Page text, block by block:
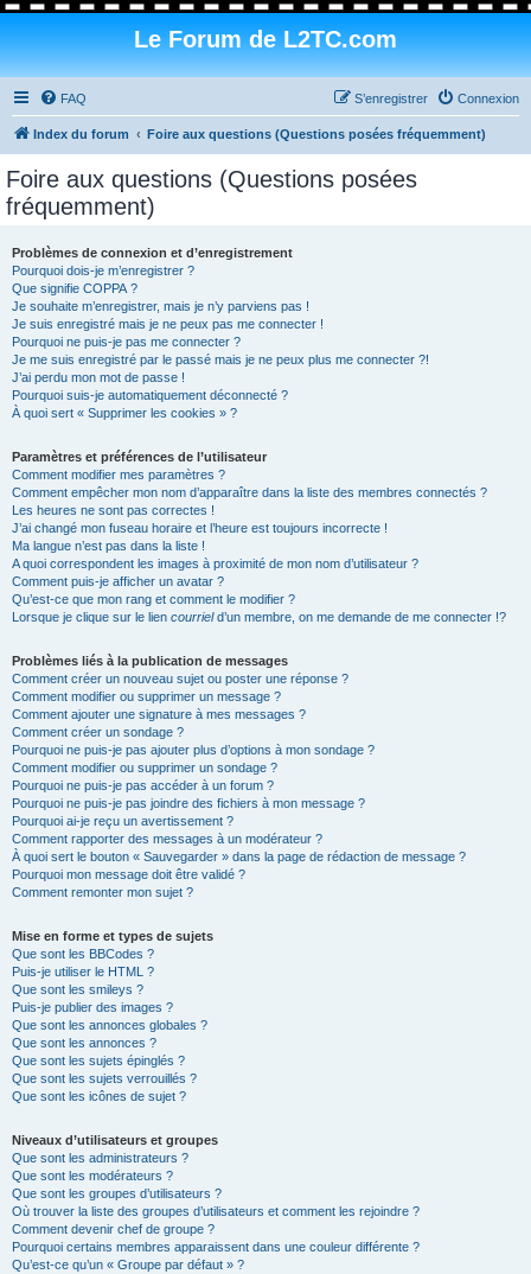
Le Forum de L2TC.com
FAQ Connexion
S’enregistrer
Index du forum Foire aux questions (Questions posées fréquemment)
Foire aux questions (Questions posées
fréquemment)
Problèmes de connexion et d’enregistrement
Pourquoi dois-je m’enregistrer ?
Que signifie COPPA ?
Je souhaite m’enregistrer, mais je n’y parviens pas !
Je suis enregistré mais je ne peux pas me connecter !
Pourquoi ne puis-je pas me connecter ?
Je me suis enregistré par le passé mais je ne peux plus me connecter ?!
J’ai perdu mon mot de passe !
Pourquoi suis-je automatiquement déconnecté ?
À quoi sert « Supprimer les cookies » ?
Paramètres et préférences de l’utilisateur
Comment modifier mes paramètres ?
Comment empêcher mon nom d’apparaître dans la liste des membres connectés ?
Les heures ne sont pas correctes !
J’ai changé mon fuseau horaire et l’heure est toujours incorrecte !
Ma langue n’est pas dans la liste !
A quoi correspondent les images à proximité de mon nom d’utilisateur ?
Comment puis-je afficher un avatar ?
Qu’est-ce que mon rang et comment le modifier ?
Lorsque je clique sur le lien courrield’un membre, on me demande de me connecter !?
Problèmes liés à la publication de messages
Comment créer un nouveau sujet ou poster une réponse ?
Comment modifier ou supprimer un message ?
Comment ajouter une signature à mes messages ?
Comment créer un sondage ?
Pourquoi ne puis-je pas ajouter plus d’options à mon sondage ?
Comment modifier ou supprimer un sondage ?
Pourquoi ne puis-je pas accéder à un forum ?
Pourquoi ne puis-je pas joindre des fichiers à mon message ?
Pourquoi ai-je reçu un avertissement ?
Comment rapporter des messages à un modérateur ?
À quoi sert le bouton « Sauvegarder » dans la page de rédaction de message ?
Pourquoi mon message doit être validé ?
Comment remonter mon sujet ?
Mise en forme et types de sujets
Que sont les BBCodes ?
Puis-je utiliser le HTML ?
Que sont les smileys ?
Puis-je publier des images ?
Que sont les annonces globales ?
Que sont les annonces ?
Que sont les sujets épinglés ?
Que sont les sujets verrouillés ?
Que sont les icônes de sujet ?
Niveaux d’utilisateurs et groupes
Que sont les administrateurs ?
Que sont les modérateurs ?
Que sont les groupes d’utilisateurs ?
Où trouver la liste des groupes d’utilisateurs et comment les rejoindre ?
Comment devenir chef de groupe ?
Pourquoi certains membres apparaissent dans une couleur différente ?
Qu’est-ce qu’un « Groupe par défaut » ?